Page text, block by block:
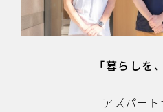
「暮らしを
アズパー